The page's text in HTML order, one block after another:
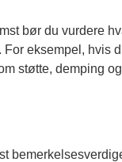
bør du vurdere
eksempel,
støtte, demping